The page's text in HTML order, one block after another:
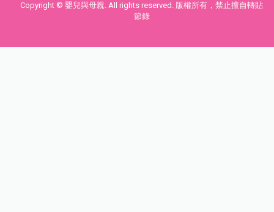
Copyright © 嬰兒與母親. All rights reserved. 版權所有，禁止擅自轉貼
節錄